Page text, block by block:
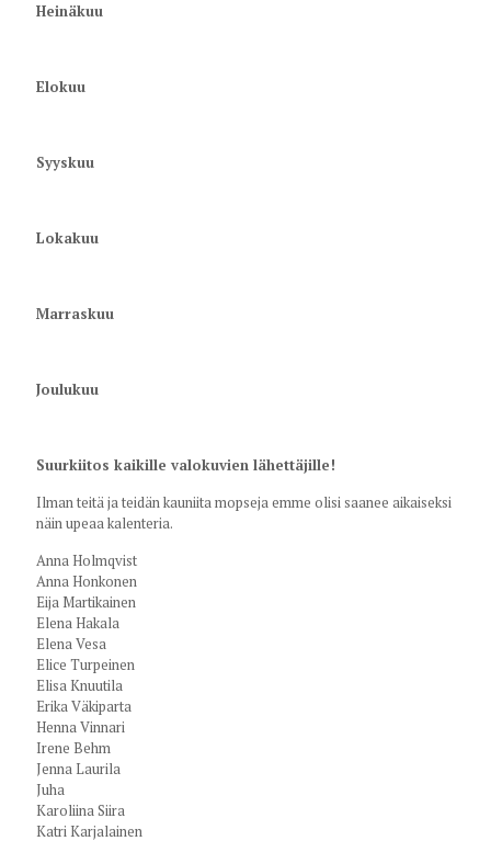
Heinäkuu
Elokuu
Syyskuu
Lokakuu
Marraskuu
Joulukuu
Suurkiitos kaikille valokuvien lähettäjille!
Ilman teitä ja teidän kauniita mopseja emme olisi saanee aikaiseksi
näin upeaa kalenteria.
Anna Holmqvist
Anna Honkonen
Eija Martikainen
Elena Hakala
Elena Vesa
Elice Turpeinen
Elisa Knuutila
Erika Väkiparta
Henna Vinnari
Irene Behm
Jenna Laurila
Juha
Karoliina Siira
Katri Karjalainen